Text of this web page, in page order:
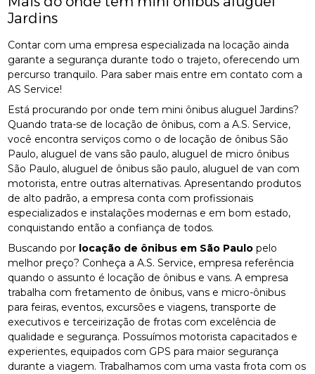
Jardins
Contar com uma empresa especializada na locação ainda
garante a segurança durante todo o trajeto, oferecendo um
percurso tranquilo. Para saber mais entre em contato com a
AS Service!
Está procurando por onde tem mini ônibus aluguel Jardins?
Quando trata-se de locação de ônibus, com a A.S. Service,
você encontra serviços como o de locação de ônibus São
Paulo, aluguel de vans são paulo, aluguel de micro ônibus
São Paulo, aluguel de ônibus são paulo, aluguel de van com
motorista, entre outras alternativas. Apresentando produtos
de alto padrão, a empresa conta com profissionais
especializados e instalações modernas e em bom estado,
conquistando então a confiança de todos.
Buscando por locação de ônibus em São Paulo pelo
melhor preço? Conheça a A.S. Service, empresa referência
quando o assunto é locação de ônibus e vans. A empresa
trabalha com fretamento de ônibus, vans e micro-ônibus
para feiras, eventos, excursões e viagens, transporte de
executivos e terceirização de frotas com excelência de
qualidade e segurança. Possuímos motorista capacitados e
experientes, equipados com GPS para maior segurança
durante a viagem. Trabalhamos com uma vasta frota com os